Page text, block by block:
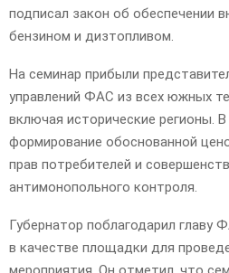
подписал закон об обеспечении
бензином и дизтопливом.
На семинар прибыли
управлений ФАС из всех южных
включая исторические регионы.
формирование обоснованной
прав потребителей и
антимонопольного контроля.
Губернатор поблагодарил главу
в качестве площадки для